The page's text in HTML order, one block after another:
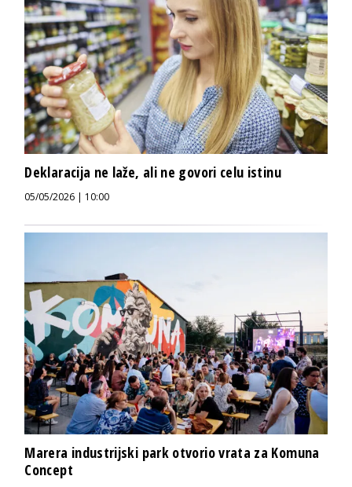
Deklaracija ne laže, ali ne govori celu istinu
05/05/2026 | 10:00
Marera industrijski park otvorio vrata za Komuna
Concept